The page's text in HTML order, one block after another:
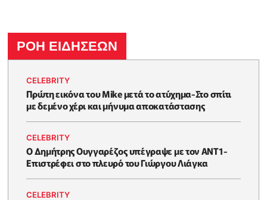
ΡΟΗ ΕΙΔΗΣΕΩΝ
CELEBRITY
Πρώτη εικόνα του Mike μετά το ατύχημα-Στο σπίτι
με δεμένο χέρι και μήνυμα αποκατάστασης
CELEBRITY
Ο Δημήτρης Ουγγαρέζος υπέγραψε με τον ΑΝΤ1-
Επιστρέφει στο πλευρό του Γιώργου Λιάγκα
CELEBRITY